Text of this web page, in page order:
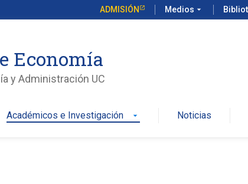
ADMISIÓN Medios arrow_drop_down
Economía
y Administración UC
Académicos e Investigación arrow_drop_down Noticias